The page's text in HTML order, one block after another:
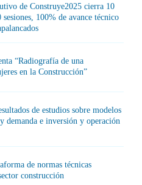
de Construye2025 cierra 10
sesiones, 100% de avance técnico
“Radiografía de una
en la Construcción”
de estudios sobre modelos
demanda e inversión y operación
de normas técnicas
construcción